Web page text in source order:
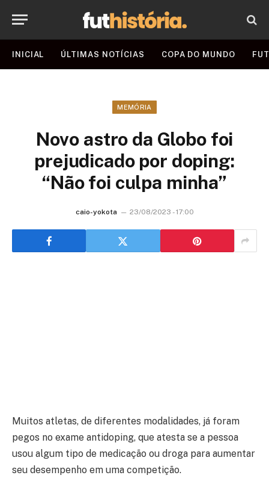
INICIAL ÚLTIMAS NOTÍCIAS COPA DO MUNDO
MEMÓRIA
Novo astro da Globo foi
prejudicado por doping:
“Não foi culpa minha”
caio-yokota 23/08/2023 - 17:00
Muitos atletas, de diferentes modalidades, já foram
pegos no exame antidoping, que atesta se a pessoa
usou algum tipo de medicação ou droga para aumentar
seu desempenho em uma competição.